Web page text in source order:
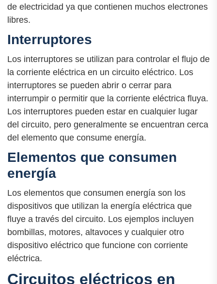
de electricidad ya que contienen muchos electrones
libres.
Interruptores
Los interruptores se utilizan para controlar el flujo de
la corriente eléctrica en un circuito eléctrico. Los
interruptores se pueden abrir o cerrar para
interrumpir o permitir que la corriente eléctrica fluya.
Los interruptores pueden estar en cualquier lugar
del circuito, pero generalmente se encuentran cerca
del elemento que consume energía.
Elementos que consumen
energía
Los elementos que consumen energía son los
dispositivos que utilizan la energía eléctrica que
fluye a través del circuito. Los ejemplos incluyen
bombillas, motores, altavoces y cualquier otro
dispositivo eléctrico que funcione con corriente
eléctrica.
Circuitos eléctricos en